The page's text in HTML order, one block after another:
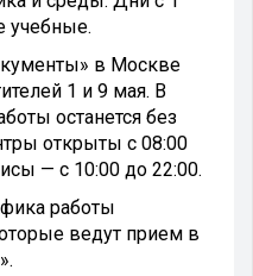
учебные.
в Москве
1 и 9 мая. В
останется без
открыты с 08:00
— с 10:00 до 22:00.
работы
ведут прием в